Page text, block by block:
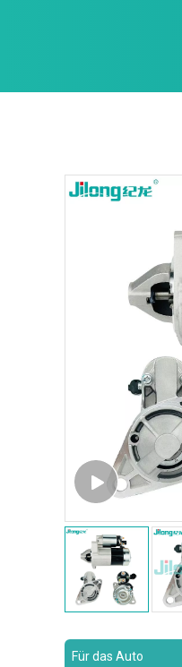
Für das Auto